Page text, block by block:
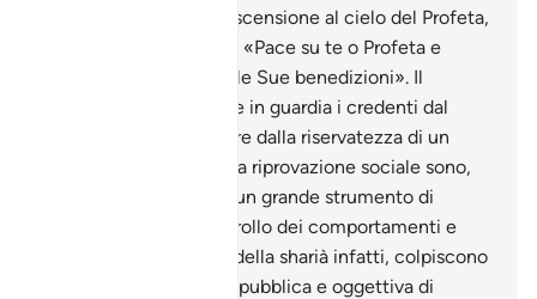
nel corso del Mi‘ràj, l’Ascensione al cielo del Profeta,
Si rivolse a lui dicendo: «Pace su te o Profeta e
Misericordia di Allah e le Sue benedizioni». Il
versetto mira a mettere in guardia i credenti dal
male che può procedere dalla riservatezza di un
colloquio. Il giudizio e la riprovazione sociale sono,
nella società islamica, un grande strumento di
moderazione e di controllo dei comportamenti e
delle azioni. Le norme della sharià infatti, colpiscono
solo la manifestazione pubblica e oggettiva di